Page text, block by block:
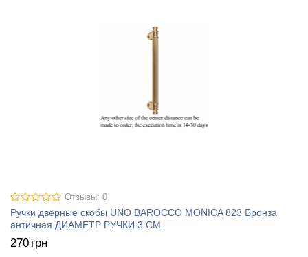
Отзывы: 0
Ручки дверные скобы UNO BAROCCO MONICA 823 Бронза
античная ДИАМЕТР РУЧКИ 3 СМ.
270 грн